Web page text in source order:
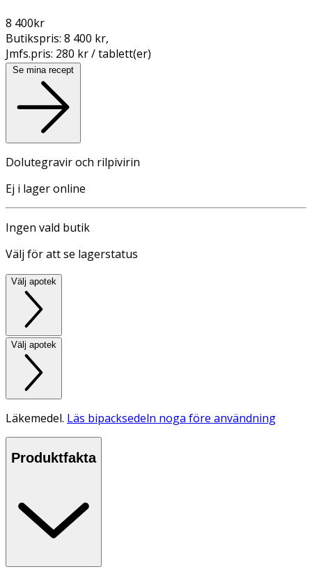
8 400kr
Butikspris: 8 400 kr,
Jmfs.pris: 280 kr / tablett(er)
Se mina recept
Dolutegravir och rilpivirin
Ej i lager online
Ingen vald butik
Välj för att se lagerstatus
Välj apotek
Välj apotek
Läkemedel. Läs bipacksedeln noga före användning
Produktfakta